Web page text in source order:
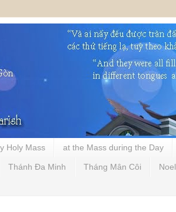
Holy Mass at the Mass during the Day
Thánh Đa Minh Tháng Mân Côi Noel